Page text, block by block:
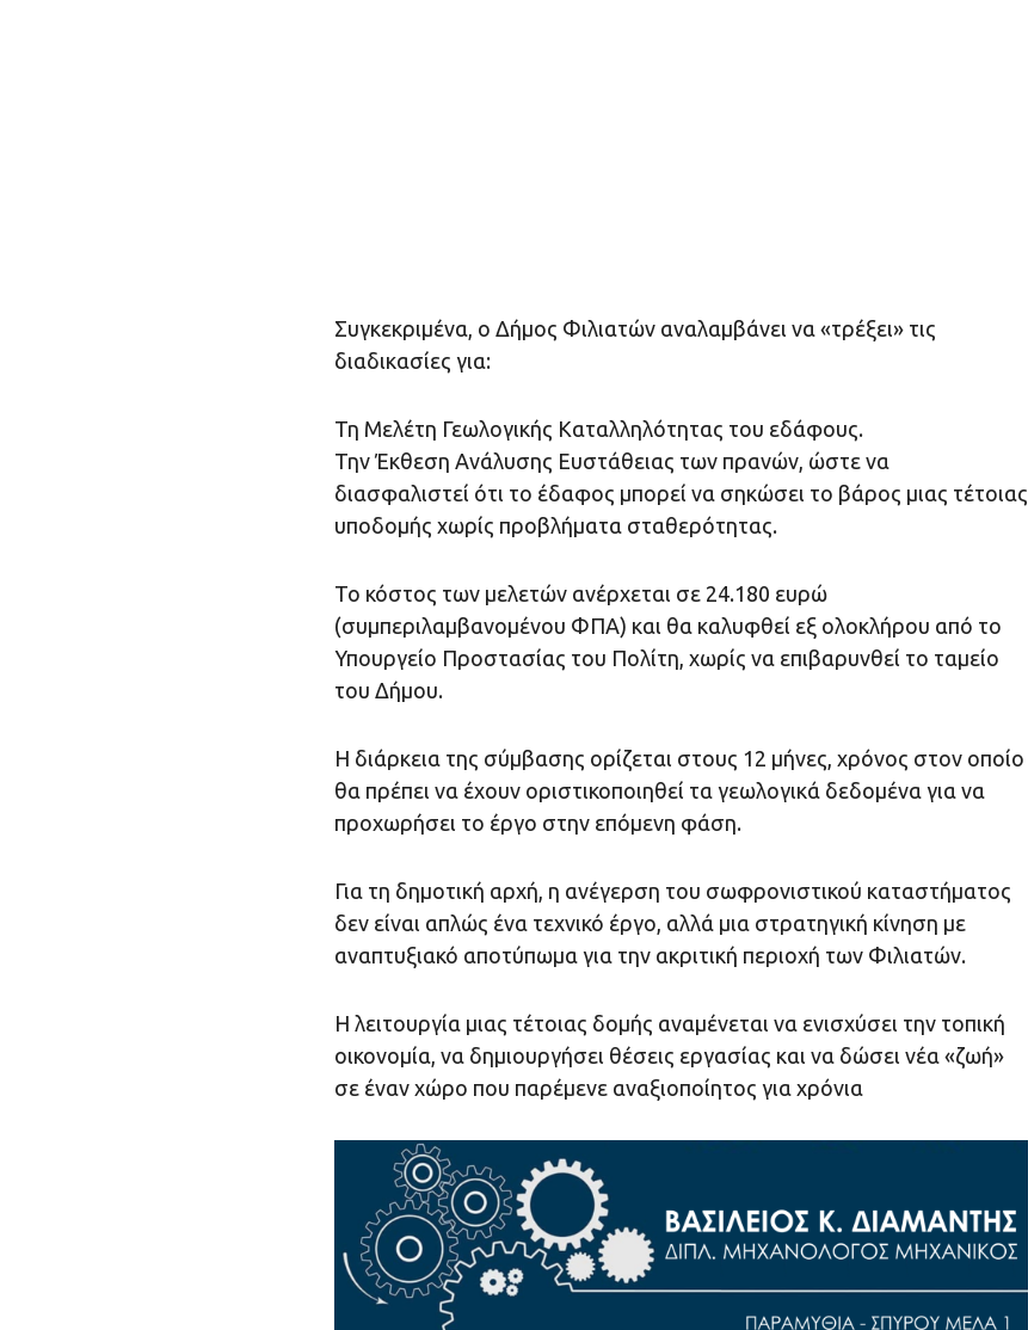
Συγκεκριμένα, ο Δήμος Φιλιατών αναλαμβάνει να «τρέξει» τις
διαδικασίες για:
Τη Μελέτη Γεωλογικής Καταλληλότητας του εδάφους.
Την Έκθεση Ανάλυσης Ευστάθειας των πρανών, ώστε να
διασφαλιστεί ότι το έδαφος μπορεί να σηκώσει το βάρος μιας τέτοιας
υποδομής χωρίς προβλήματα σταθερότητας.
Το κόστος των μελετών ανέρχεται σε 24.180 ευρώ
(συμπεριλαμβανομένου ΦΠΑ) και θα καλυφθεί εξ ολοκλήρου από το
Υπουργείο Προστασίας του Πολίτη, χωρίς να επιβαρυνθεί το ταμείο
του Δήμου.
Η διάρκεια της σύμβασης ορίζεται στους 12 μήνες, χρόνος στον οποίο
θα πρέπει να έχουν οριστικοποιηθεί τα γεωλογικά δεδομένα για να
προχωρήσει το έργο στην επόμενη φάση.
Για τη δημοτική αρχή, η ανέγερση του σωφρονιστικού καταστήματος
δεν είναι απλώς ένα τεχνικό έργο, αλλά μια στρατηγική κίνηση με
αναπτυξιακό αποτύπωμα για την ακριτική περιοχή των Φιλιατών.
Η λειτουργία μιας τέτοιας δομής αναμένεται να ενισχύσει την τοπική
οικονομία, να δημιουργήσει θέσεις εργασίας και να δώσει νέα «ζωή»
σε έναν χώρο που παρέμενε αναξιοποίητος για χρόνια